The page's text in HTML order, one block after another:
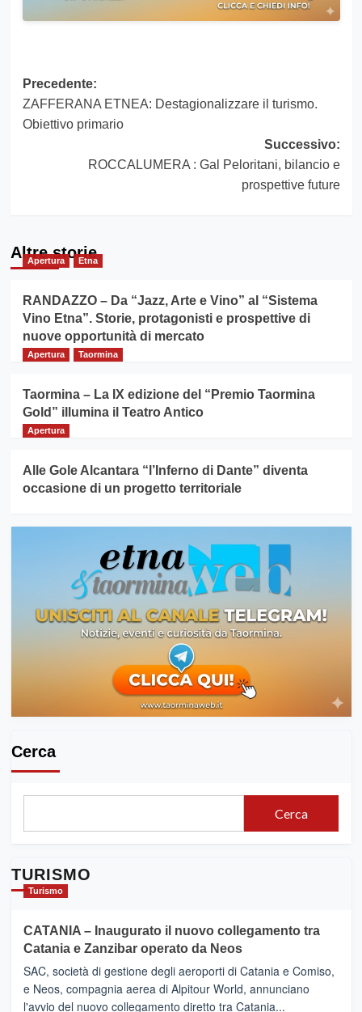
Navigazione
articolo
Precedente:
ZAFFERANA ETNEA: Destagionalizzare il turismo.
Obiettivo primario
Successivo:
ROCCALUMERA : Gal Peloritani, bilancio e
prospettive future
Altre storie
Apertura Etna
RANDAZZO – Da “Jazz, Arte e Vino” al “Sistema
Vino Etna”. Storie, protagonisti e prospettive di
nuove opportunità di mercato
Apertura Taormina
Taormina – La IX edizione del “Premio Taormina
Gold” illumina il Teatro Antico
Apertura
Alle Gole Alcantara “l’Inferno di Dante” diventa
occasione di un progetto territoriale
Cerca
Cerca
TURISMO
Turismo
CATANIA – Inaugurato il nuovo collegamento tra
Catania e Zanzibar operato da Neos
SAC, società di gestione degli aeroporti di Catania e Comiso,
e Neos, compagnia aerea di Alpitour World, annunciano
l'avvio del nuovo collegamento diretto tra Catania...